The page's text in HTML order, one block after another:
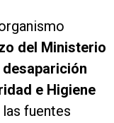
del Ministerio
desaparición
e Higiene
las fuentes